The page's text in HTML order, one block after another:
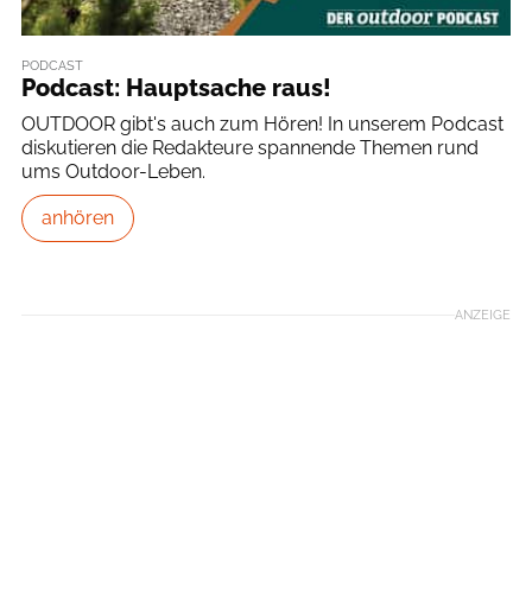
PODCAST
Podcast: Hauptsache raus!
OUTDOOR gibt's auch zum Hören! In unserem Podcast
diskutieren die Redakteure spannende Themen rund
ums Outdoor-Leben.
anhören
ANZEIGE